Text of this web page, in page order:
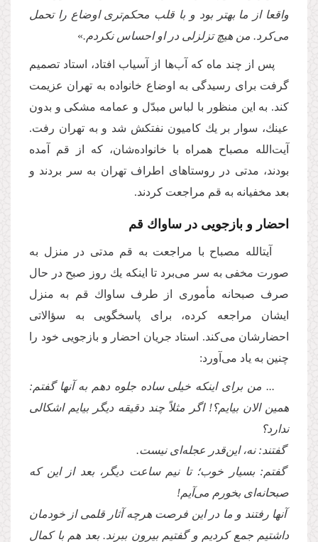
واقعا از ما بهتر بود و با قلب محكم‌ترى اوضاع را تحمل
مى‌كرد. من هیچ تزلزلى در او احساس نكردم.»
پس از چند ماه كه آب‌ها از آسیاب افتاد، استاد تصمیم
گرفت براى رسیدگى به اوضاع خانواده به تهران عزیمت
كند. به این منظور با لباس مبدّل و عمامه مشكى و بدون
عینك، سوار بر یك كامیون نفتكش شد و به تهران رفت.
آیت‌الله مصباح همراه با خانواده‌شان، كه از قم آمده
بودند، مدتى در روستاهای اطراف تهران به سر بردند و
بعد مخفیانه به قم مراجعت كردند.
احضار و بازجویى در ساواك قم
آیتالله مصباح با مراجعت به قم مدتى در منزل به
صورت مخفى به سر مى‌برد تا اینكه یك روز صبح در حال
صرف صبحانه مأمورى از طرف ساواك قم به منزل
ایشان مراجعه كرده، براى پاسخگویى به سؤالاتى
احضارشان مى‌كند. استاد جریان احضار و بازجویى خود را
چنین به یاد مى‌آورد:
... من براى اینكه خیلى ساده جلوه دهم به آنها گفتم:
همین الان بیایم؟! اگر مثلاً چند دقیقه دیگر بیایم اشكالى
ندارد؟
گفتند: نه، این‌قدر عجله‌اى نیست.
گفتم: بسیار خوب؛ تا نیم ساعت دیگر، بعد از این كه
صبحانه‌اى بخورم مى‌آیم!
آنها رفتند و ما در این فرصت هرچه آثار قلمى از خودمان
داشتیم جمع كردیم و گفتیم بیرون ببرند. بعد هم با كمال